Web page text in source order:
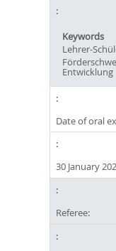
Keywords
Lehrer-
Entwicklung
Date of oral
30 January
Referee: